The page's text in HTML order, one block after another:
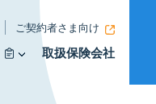
ご契約者さま向け
取扱保険会社